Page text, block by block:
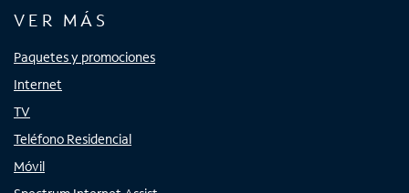
VER MÁS
Paquetes y promociones
Internet
TV
Teléfono Residencial
Móvil